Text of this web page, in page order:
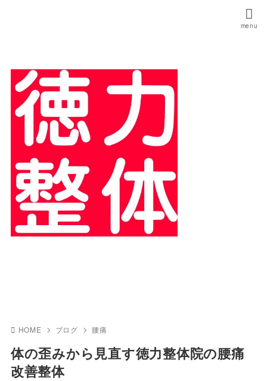
HOME ブログ 腰痛
体の歪みから見直す徳力整体院の腰痛
改善整体